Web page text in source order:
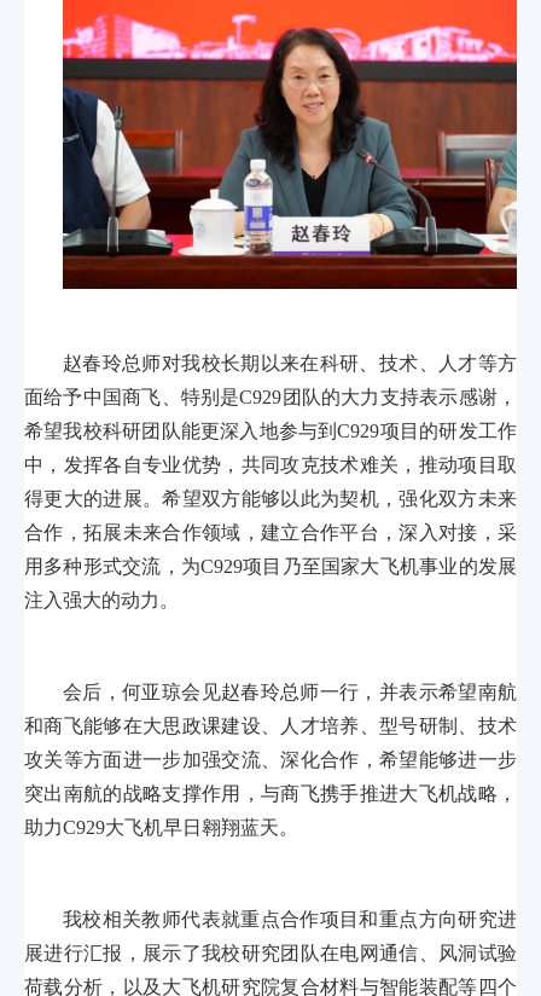
赵春玲总师对我校长期以来在科研、技术、人才等方
面给予中国商飞、特别是C929团队的大力支持表示感谢，
希望我校科研团队能更深入地参与到C929项目的研发工作
中，发挥各自专业优势，共同攻克技术难关，推动项目取
得更大的进展。希望双方能够以此为契机，强化双方未来
合作，拓展未来合作领域，建立合作平台，深入对接，采
用多种形式交流，为C929项目乃至国家大飞机事业的发展
注入强大的动力。
会后，何亚琼会见赵春玲总师一行，并表示希望南航
和商飞能够在大思政课建设、人才培养、型号研制、技术
攻关等方面进一步加强交流、深化合作，希望能够进一步
突出南航的战略支撑作用，与商飞携手推进大飞机战略，
助力C929大飞机早日翱翔蓝天。
我校相关教师代表就重点合作项目和重点方向研究进
展进行汇报，展示了我校研究团队在电网通信、风洞试验
荷载分析，以及大飞机研究院复合材料与智能装配等四个